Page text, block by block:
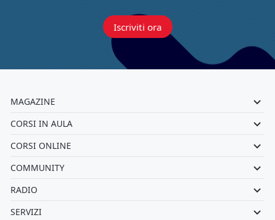
Iscriviti ora
MAGAZINE
CORSI IN AULA
CORSI ONLINE
COMMUNITY
RADIO
SERVIZI